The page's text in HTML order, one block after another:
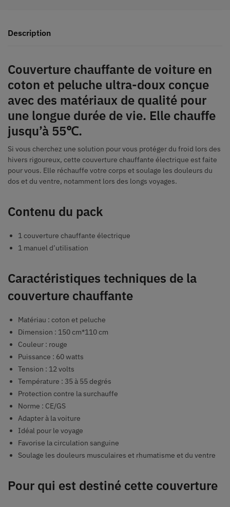
Description
Couverture chauffante de voiture en
coton et peluche ultra-doux conçue
avec des matériaux de qualité pour
une longue durée de vie. Elle chauffe
jusqu’à 55℃.
Si vous cherchez une solution pour vous protéger du froid lors des
hivers rigoureux, cette couverture chauffante électrique est faite
pour vous. Elle réchauffe votre corps et soulage les douleurs du
dos et du ventre, notamment lors des longs voyages.
Contenu du pack
1 couverture chauffante électrique
1 manuel d’utilisation
Caractéristiques techniques de la
couverture chauffante
Matériau : coton et peluche
Dimension : 150 cm*110 cm
Couleur : rouge
Puissance : 60 watts
Tension : 12 volts
Température : 35 à 55 degrés
Protection contre la surchauffe
Norme : CE/GS
Adapter à la voiture
Idéal pour le voyage
Favorise la circulation sanguine
Soulage les douleurs musculaires et rhumatisme et du ventre
Pour qui est destiné cette couverture